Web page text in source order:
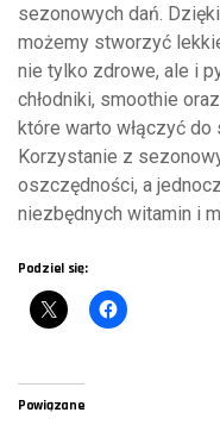
sezonowych dań.
możemy stworzyć
nie tylko zdrowe, ale i
chłodniki, smoothie
które warto włączyć
Korzystanie z
oszczędności, a
niezbędnych witamin i
Podziel się:
Powiązane